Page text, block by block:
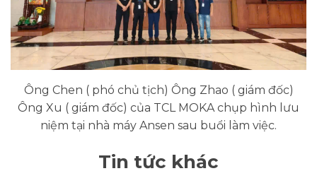
Ông Chen ( phó chủ tịch) Ông Zhao ( giám đốc)
Ông Xu ( giám đốc) của TCL MOKA chụp hình lưu
niệm tại nhà máy Ansen sau buổi làm việc.
Tin tức khác